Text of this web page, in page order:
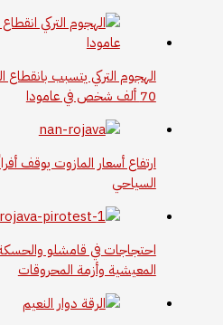
الهجوم التركي يتسبب بانقطاع
70 ألف شخص في عامودا
ارتفاع أسعار المازوت يوقف
السياحي
احتجاجات في قامشلو
المعيشية وأزمة المحروقات